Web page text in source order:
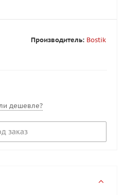
Производитель: Bostik
дешевле?
заказ